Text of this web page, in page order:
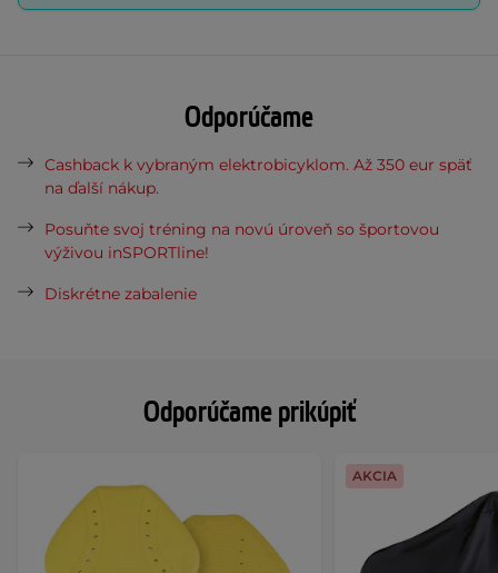
Odporúčame prikúpiť
AKCIA
Odporúčame
Cashback k vybraným elektrobicyklom. Až 350 eur späť
na ďalší nákup.
Posuňte svoj tréning na novú úroveň so športovou
výživou inSPORTline!
Diskrétne zabalenie